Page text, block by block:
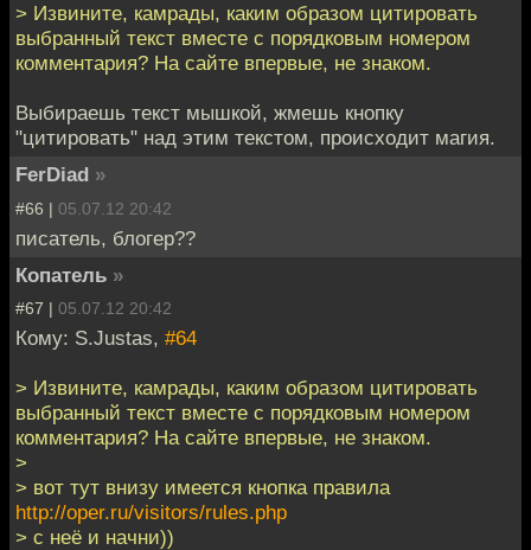
> Извините, камрады, каким образом цитировать
выбранный текст вместе с порядковым номером
комментария? На сайте впервые, не знаком.
Выбираешь текст мышкой, жмешь кнопку
"цитировать" над этим текстом, происходит магия.
FerDiad »
#66 | 05.07.12 20:42
писатель, блогер??
Копатель »
#67 | 05.07.12 20:42
Кому: S.Justas, #64
> Извините, камрады, каким образом цитировать
выбранный текст вместе с порядковым номером
комментария? На сайте впервые, не знаком.
>
> вот тут внизу имеется кнопка правила
http://oper.ru/visitors/rules.php
> с неё и начни))